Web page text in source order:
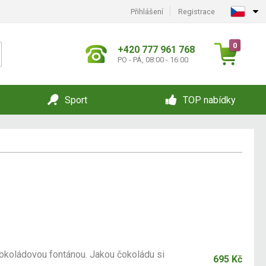
Přihlášení Registrace
+420 777 961 768
PO - PÁ, 08:00 - 16:00
0
Sport TOP nabídky
fontánou. Jakou čokoládu si
695 Kč